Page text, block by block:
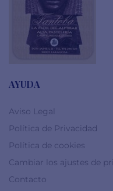
AYUDA
Aviso Legal
Política de Privacidad
Política de cookies
Cambiar los ajustes de
Contacto